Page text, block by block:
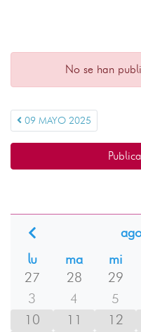
No se han
09 MAYO 2025
lu
ma mi
27
28 29
3
4 5
10
11 12